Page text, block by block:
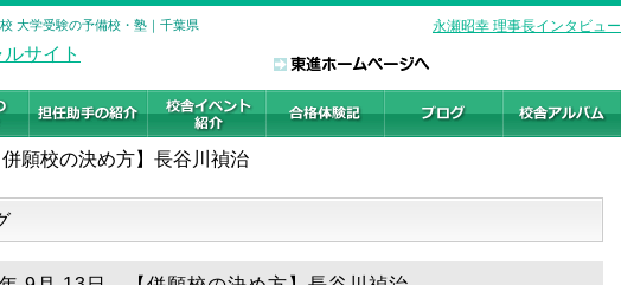
大学受験の予備校・塾｜千葉県 永瀬昭幸 理事長インタビュー
併願校の決め方】長谷川禎治